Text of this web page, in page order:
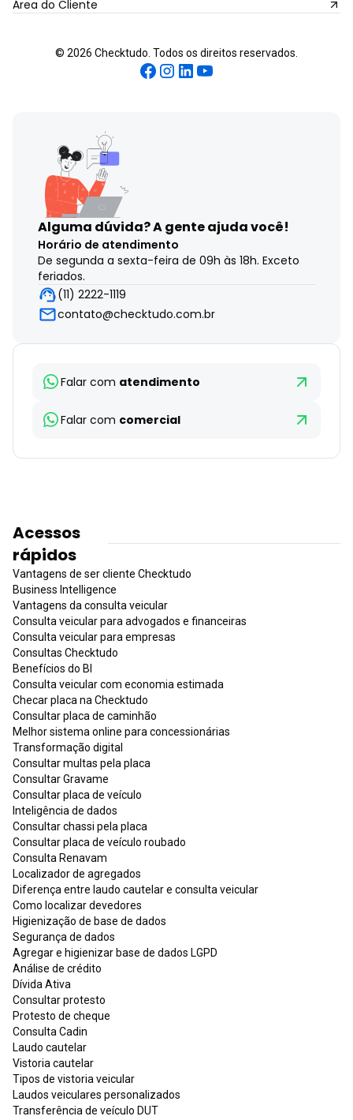
Área do Cliente
© 2026 Checktudo. Todos os direitos reservados.
Alguma dúvida?A gente ajuda você!
Horário de atendimento
De segunda a sexta-feira de 09h às 18h. Exceto
feriados.
(11) 2222-1119
contato@checktudo.com.br
Falar com atendimento
Falar com comercial
Acessos
rápidos
Vantagens de ser cliente Checktudo
Business Intelligence
Vantagens da consulta veicular
Consulta veicular para advogados e financeiras
Consulta veicular para empresas
Consultas Checktudo
Benefícios do BI
Consulta veicular com economia estimada
Checar placa na Checktudo
Consultar placa de caminhão
Melhor sistema online para concessionárias
Transformação digital
Consultar multas pela placa
Consultar Gravame
Consultar placa de veículo
Inteligência de dados
Consultar chassi pela placa
Consultar placa de veículo roubado
Consulta Renavam
Localizador de agregados
Diferença entre laudo cautelar e consulta veicular
Como localizar devedores
Higienização de base de dados
Segurança de dados
Agregar e higienizar base de dados LGPD
Análise de crédito
Dívida Ativa
Consultar protesto
Protesto de cheque
Consulta Cadin
Laudo cautelar
Vistoria cautelar
Tipos de vistoria veicular
Laudos veiculares personalizados
Transferência de veículo DUT